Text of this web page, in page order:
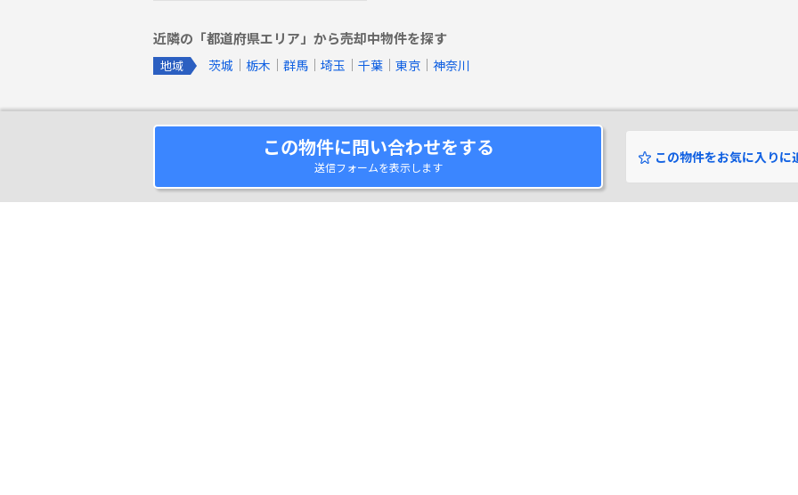
近隣の「都道府県エリア」から売却中物件を探す
地域 茨城 栃木 群馬 埼玉 千葉 東京 神奈川
この物件に問い合わせをする
送信フォームを表示します
この物件をお気に入りに